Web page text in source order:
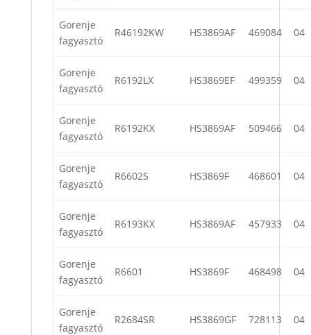
Gorenje
fagyasztó
R46192KW HS3869AF 469084 04
Gorenje
fagyasztó
R6192LX HS3869EF 499359 04
Gorenje
fagyasztó
R6192KX HS3869AF 509466 04
Gorenje
fagyasztó
R6602S HS3869F 468601 04
Gorenje
fagyasztó
R6193KX HS3869AF 457933 04
Gorenje
fagyasztó
R6601 HS3869F 468498 04
Gorenje
fagyasztó
R2684SR HS3869GF 728113 04